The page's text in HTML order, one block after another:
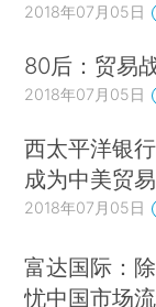
2018年07月05日
80后：贸易
2018年07月05日
西太平洋银
成为中美贸
2018年07月05日
富达国际：
忧中国市场